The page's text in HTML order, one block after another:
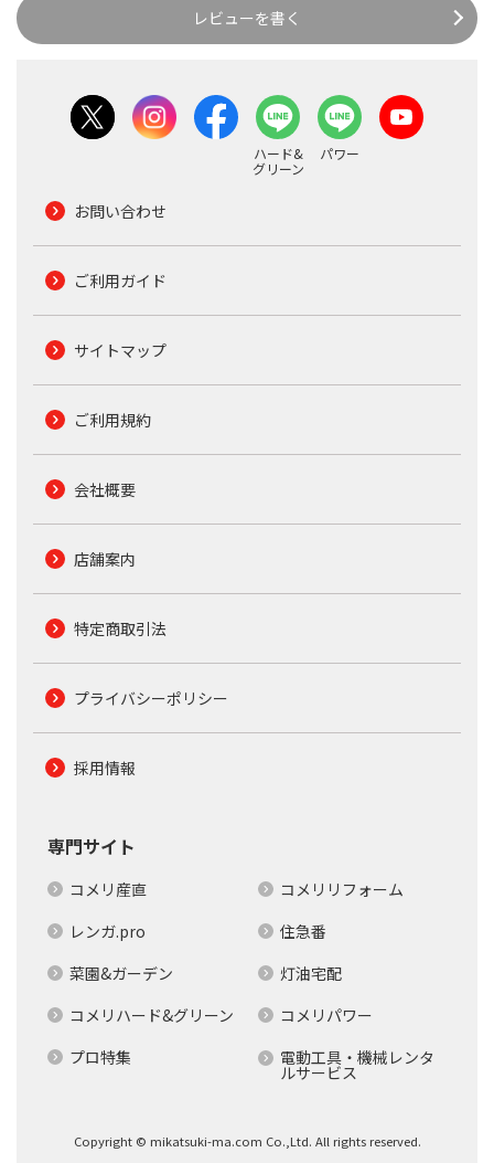
レビューを書く
ハード&
グリーン
パワー
お問い合わせ
ご利用ガイド
サイトマップ
ご利用規約
会社概要
店舗案内
特定商取引法
プライバシーポリシー
採用情報
専門サイト
コメリ産直
コメリリフォーム
レンガ.pro
住急番
菜園&ガーデン
灯油宅配
コメリハード&グリーン
コメリパワー
プロ特集
電動工具・機械レンタ
ルサービス
Copyright © mikatsuki-ma.com Co.,Ltd. All rights reserved.